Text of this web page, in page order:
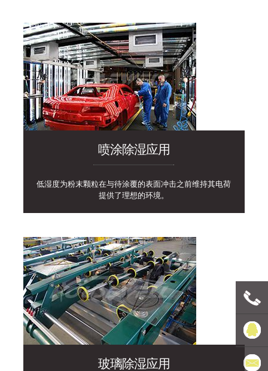
喷涂除湿应用
低湿度为粉末颗粒在与待涂覆的表面冲击之前维持其电荷
提供了理想的环境。
玻璃除湿应用
联系电
话
豪森维